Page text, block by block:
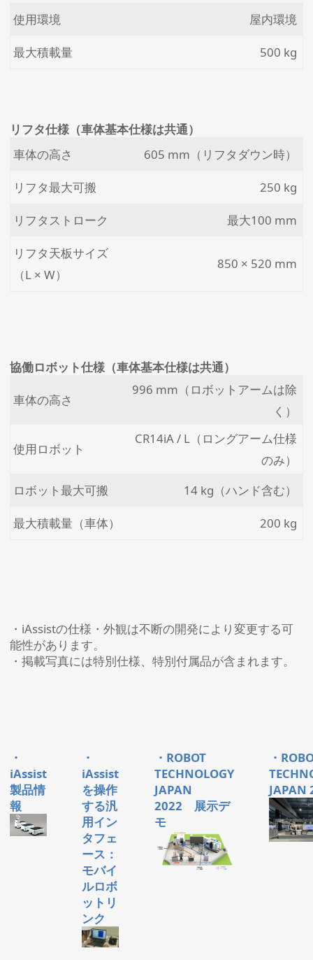
使用環境 屋内環境
最大積載量 500 kg
リフタ仕様（車体基本仕様は共通）
車体の高さ
605 mm（リフタダウン時）
リフタ最大可搬 250 kg
リフタストローク 最大100 mm
リフタ天板サイズ
（L × W）
850 × 520 mm
協働ロボット仕様（車体基本仕様は共通）
車体の高さ
996 mm（ロボットアームは除
く）
使用ロボット
CR14iA / L（ロングアーム仕様
のみ）
ロボット最大可搬
14 kg（ハンド含む）
最大積載量（車体） 200 kg
・iAssistの仕様・外観は不断の開発により変更する可
能性があります。
・掲載写真には特別仕様、特別付属品が含まれます。
・
iAssist
製品情
報
・
iAssist
を操作
する汎
用イン
タフェ
ース：
モバイ
ルロボ
ットリ
ンク
・ROBOT
TECHNOLOGY
JAPAN
2022 展示デ
モ
・
JAPAN